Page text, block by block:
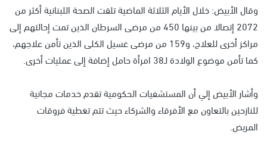
وقال الأبيض: خلال الأيام الثلاثة الماضية تلقت الصحة اللبنانية أكثر من
2072 إتصالا من بينها 450 من مرضى السرطان الذين تمت إحالتهم إلى
مراكز أخرى للعلاج، و159 من مرضى غسيل الكلى الذين تأمن علاجهم،
كما تأمن موضوع الولادة لـ38 امرأة حامل إضافة إلى عمليات أخرى.
وأشار الأبيض إلي أن المستشفيات الحكومية تقدم خدمات مجانية
للنازحين بالتعاون مع الأفرقاء والشركاء حيث تتم تغطية فروقات
المريض.